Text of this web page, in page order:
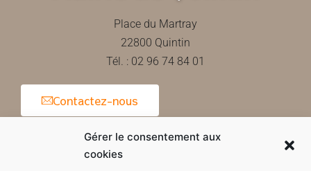
Gérer le consentement aux
cookies
Place du Martray
22800 Quintin
Tél. : 02 96 74 84 01
Contactez-nous